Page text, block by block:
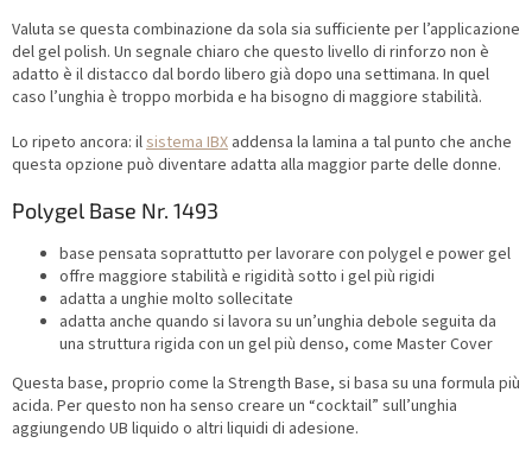
Valuta se questa combinazione da sola sia sufficiente per l’applicazione
del gel polish. Un segnale chiaro che questo livello di rinforzo non è
adatto è il distacco dal bordo libero già dopo una settimana. In quel
caso l’unghia è troppo morbida e ha bisogno di maggiore stabilità.
Lo ripeto ancora: ilsistema IBX addensa la lamina a tal punto che anche
questa opzione può diventare adatta alla maggior parte delle donne.
Polygel Base Nr. 1493
base pensata soprattutto per lavorare con polygel e power gel
offre maggiore stabilità e rigidità sotto i gel più rigidi
adatta a unghie molto sollecitate
adatta anche quando si lavora su un’unghia debole seguita da
una struttura rigida con un gel più denso, come Master Cover
Questa base, proprio come la Strength Base, si basa su una formula più
acida. Per questo non ha senso creare un “cocktail” sull’unghia
aggiungendo UB liquido o altri liquidi di adesione.